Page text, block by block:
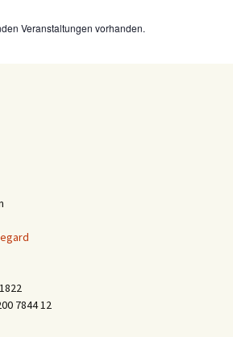
Veranstaltungen vorhanden.
7844 12